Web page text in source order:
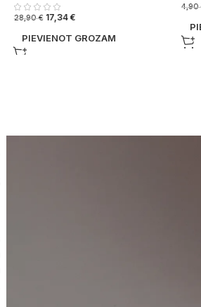
28,90€ 17,34€
PIEVIENOT GROZAM
4,90